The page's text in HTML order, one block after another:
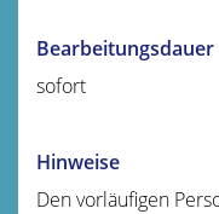
Bearbeitungsdauer
sofort
Hinweise
Den vorläufigen